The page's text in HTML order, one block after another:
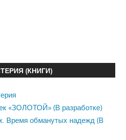
(КНИГИ)
«ЗОЛОТОЙ» (В разработке)
Время обманутых надежд (В